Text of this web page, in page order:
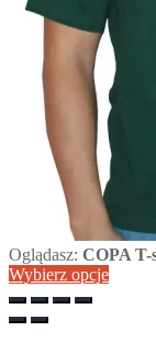
Oglądasz: COPA
Wybierz opcje